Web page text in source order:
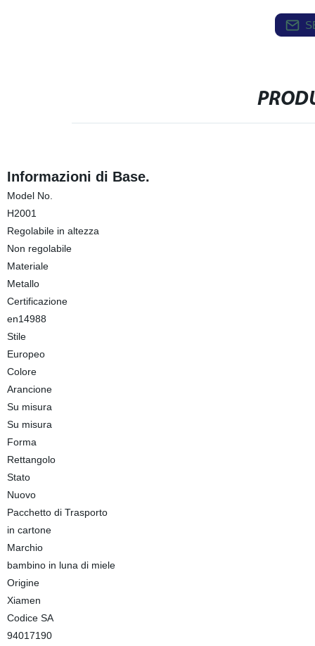
Informazioni di Base.
Model No.
H2001
Regolabile in altezza
Non regolabile
Materiale
Metallo
Certificazione
en14988
Stile
Europeo
Colore
Arancione
Su misura
Su misura
Forma
Rettangolo
Stato
Nuovo
Pacchetto di Trasporto
in cartone
Marchio
bambino in luna di miele
Origine
Xiamen
Codice SA
94017190